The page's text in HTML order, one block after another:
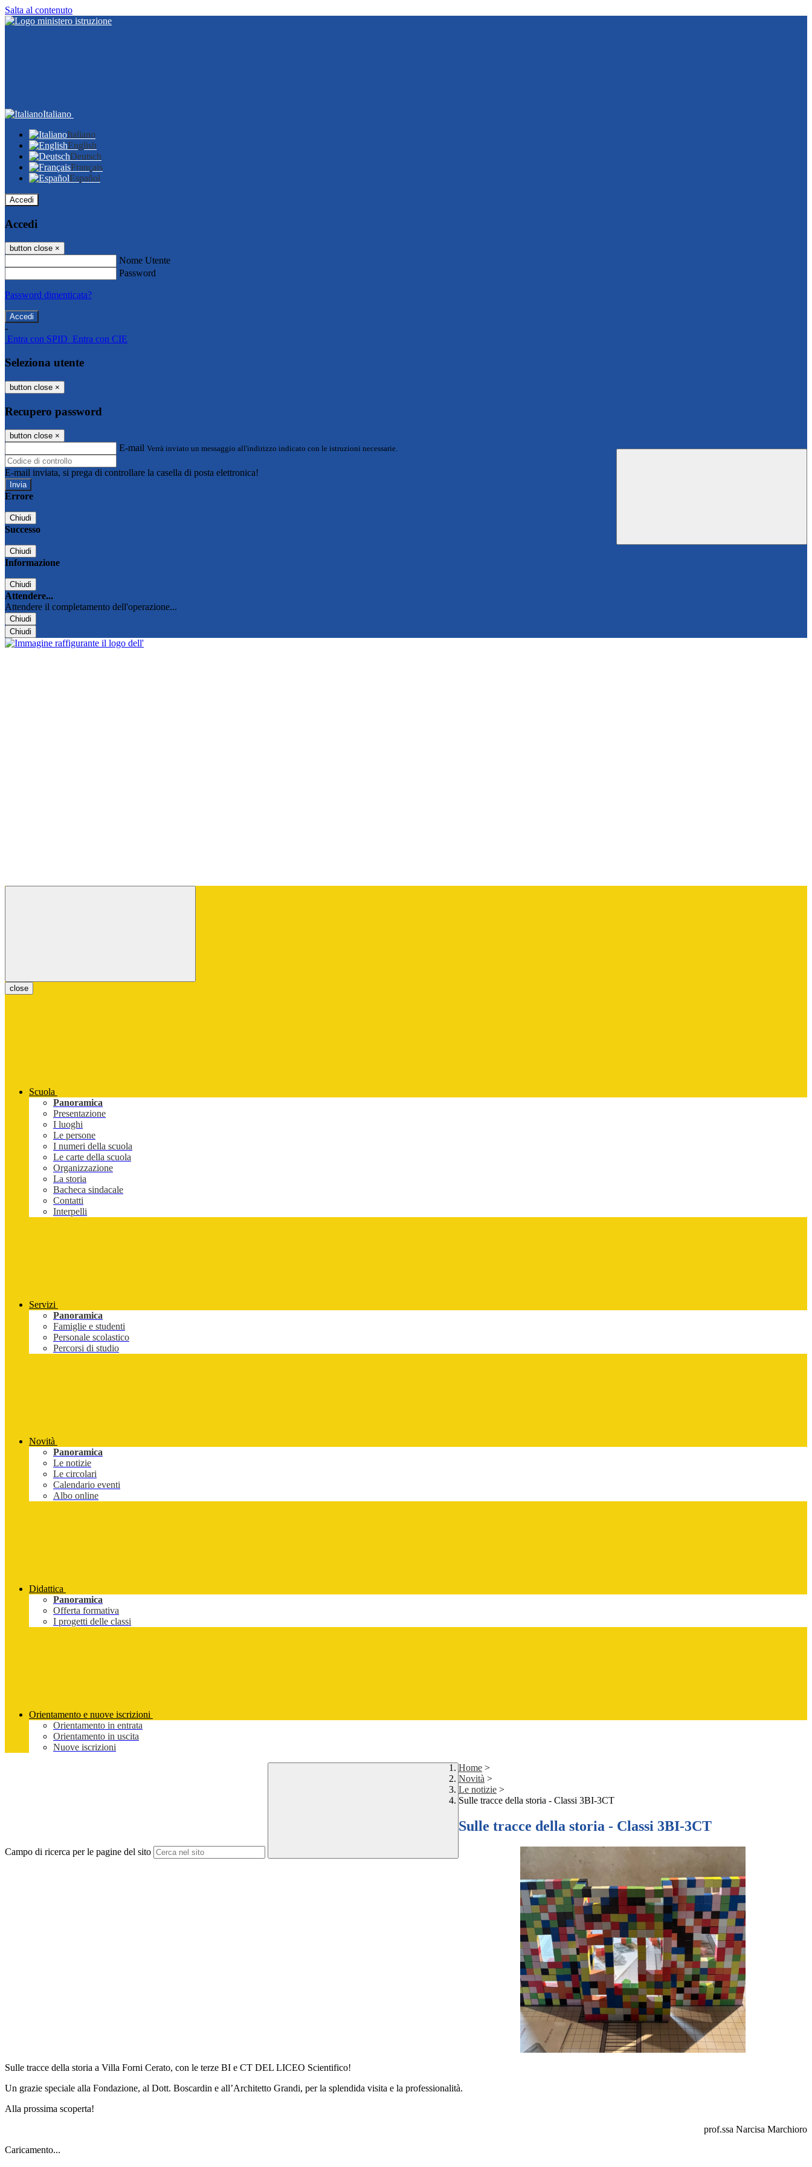
Salta al contenuto
Italiano
Italiano
English
Deutsch
Français
Español
Accedi
Accedi
button close ×
Nome Utente
Password
Password dimenticata?
-
Entra con SPID Entra con CIE
Seleziona utente
button close ×
Recupero password
button close ×
E-mail Verrà inviato un messaggio all'indirizzo indicato con le istruzioni necessarie.
E-mail inviata, si prega di controllare la casella di posta elettronica!
Errore
Chiudi
Successo
Chiudi
Informazione
Chiudi
Attendere...
Attendere il completamento dell'operazione...
Chiudi
Chiudi
close
Scuola
Panoramica
Presentazione
I luoghi
Le persone
I numeri della scuola
Le carte della scuola
Organizzazione
La storia
Bacheca sindacale
Contatti
Interpelli
Servizi
Panoramica
Famiglie e studenti
Personale scolastico
Percorsi di studio
Novità
Panoramica
Le notizie
Le circolari
Calendario eventi
Albo online
Didattica
Panoramica
Offerta formativa
I progetti delle classi
Orientamento e nuove iscrizioni
Orientamento in entrata
Orientamento in uscita
Nuove iscrizioni
Campo di ricerca per le pagine del sito
Home >
Novità >
Le notizie >
Sulle tracce della storia - Classi 3BI-3CT
Sulle tracce della storia - Classi 3BI-3CT
Sulle tracce della storia a Villa Forni Cerato, con le terze BI e CT DEL LICEO Scientifico!
Un grazie speciale alla Fondazione, al Dott. Boscardin e all’Architetto Grandi, per la splendida visita e la professionalità.
Alla prossima scoperta!
prof.ssa Narcisa Marchioro
Caricamento...